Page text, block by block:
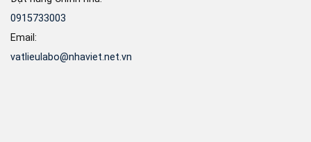
0915733003
Email:
vatlieulabo@nhaviet.net.vn